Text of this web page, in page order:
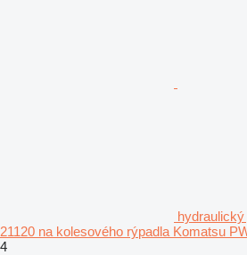
21120 na kolesového rýpadla Komatsu
4